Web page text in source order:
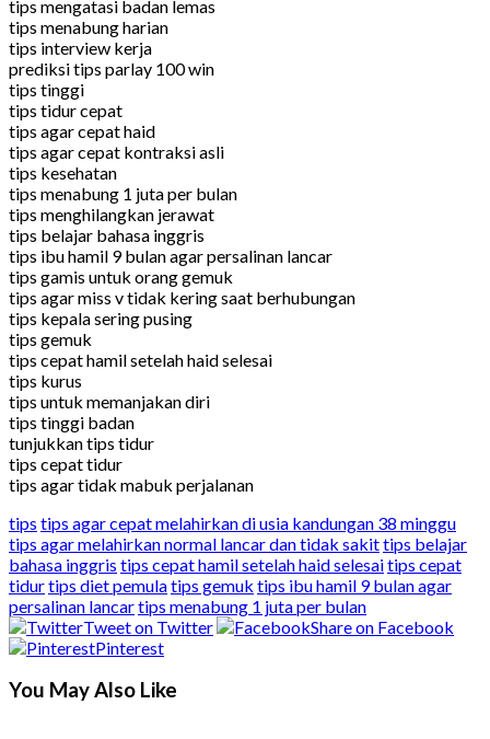
tips mengatasi badan lemas
tips menabung harian
tips interview kerja
prediksi tips parlay 100 win
tips tinggi
tips tidur cepat
tips agar cepat haid
tips agar cepat kontraksi asli
tips kesehatan
tips menabung 1 juta per bulan
tips menghilangkan jerawat
tips belajar bahasa inggris
tips ibu hamil 9 bulan agar persalinan lancar
tips gamis untuk orang gemuk
tips agar miss v tidak kering saat berhubungan
tips kepala sering pusing
tips gemuk
tips cepat hamil setelah haid selesai
tips kurus
tips untuk memanjakan diri
tips tinggi badan
tunjukkan tips tidur
tips cepat tidur
tips agar tidak mabuk perjalanan
tips tips agar cepat melahirkan di usia kandungan 38 minggu
tips agar melahirkan normal lancar dan tidak sakittips belajar
bahasa inggris tips cepat hamil setelah haid selesaitips cepat
tidurtips diet pemulatips gemuk tips ibu hamil 9 bulan agar
persalinan lancartips menabung 1 juta per bulan
Tweet on Twitter
Share on Facebook
Pinterest
You May Also Like